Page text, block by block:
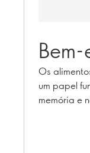
Os
um papel
memória e